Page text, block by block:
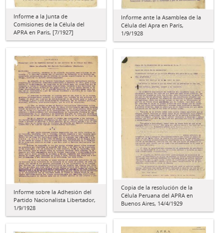
Informe a la Junta de
Comisiones de la Célula del
APRA en París, [7/1927]
Informe ante la Asamblea de la
Célula del Apra en París,
1/9/1928
Informe sobre la Adhesión del
Partido Nacionalista Libertador,
1/9/1928
Copia de la resolución de la
Célula Peruana del APRA en
Buenos Aires, 14/4/1929